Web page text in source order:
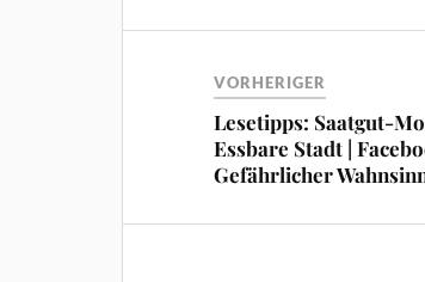
VORHERIGER
Lesetipps: Saatgut-
Essbare Stadt |
Gefährlicher